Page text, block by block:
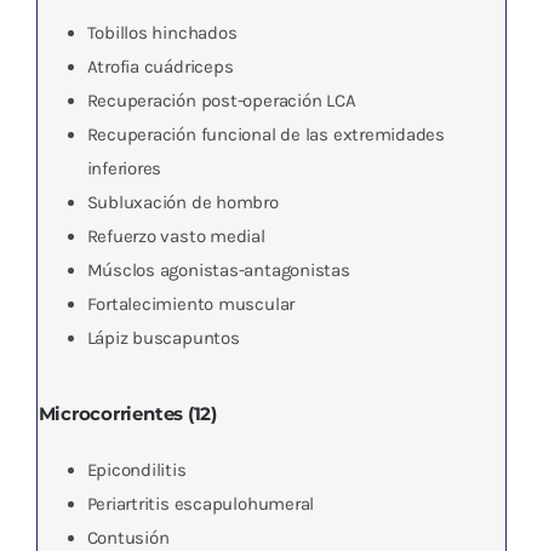
Tobillos hinchados
Atrofia cuádriceps
Recuperación post-operación LCA
Recuperación funcional de las extremidades
inferiores
Subluxación de hombro
Refuerzo vasto medial
Músclos agonistas-antagonistas
Fortalecimiento muscular
Lápiz buscapuntos
Microcorrientes (12)
Epicondilitis
Periartritis escapulohumeral
Contusión